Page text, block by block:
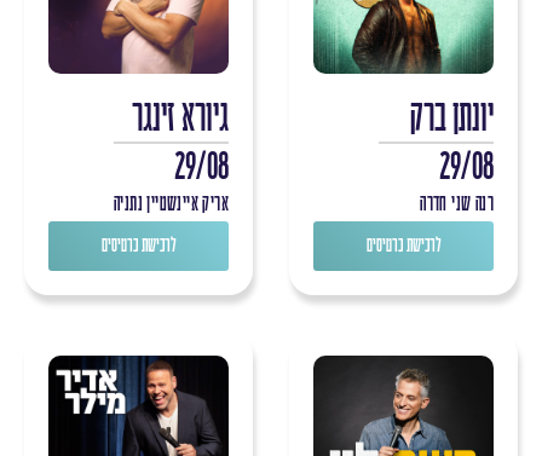
יונתן ברק
29/08
רנה שני חדרה
לרכישת כרטיסים
גיורא זינגר
29/08
אריק איינשטיין נתניה
לרכישת כרטיסים